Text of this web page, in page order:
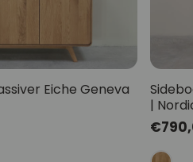
Eiche Geneva
|
Preis